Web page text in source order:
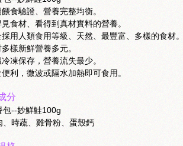
食驗證、營養完整均衡。
食材、看得到真材實料的營養。
用人類食用等級、天然、最豐富、多樣的食材
樣新鮮營養多元。
凍保存，營養流失最少。
利，微波或隔水加熱即可食用。
分
包--妙鮮鮭100g
、時蔬、雞骨粉、蛋殼鈣